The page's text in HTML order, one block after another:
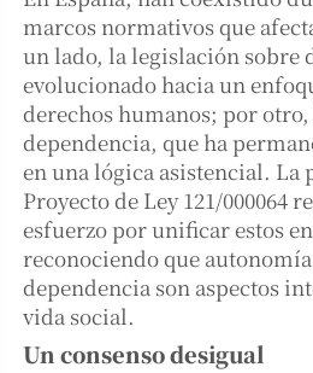
marcos normativos que
un lado, la legislación sobre
evolucionado hacia un
derechos humanos; por
dependencia, que ha
en una lógica asistencial. La
Proyecto de Ley 121/000064
esfuerzo por unificar estos
reconociendo que
dependencia son aspectos
vida social.
Un consenso desigual